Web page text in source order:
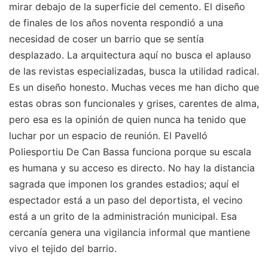
mirar debajo de la superficie del cemento. El diseño
de finales de los años noventa respondió a una
necesidad de coser un barrio que se sentía
desplazado. La arquitectura aquí no busca el aplauso
de las revistas especializadas, busca la utilidad radical.
Es un diseño honesto. Muchas veces me han dicho que
estas obras son funcionales y grises, carentes de alma,
pero esa es la opinión de quien nunca ha tenido que
luchar por un espacio de reunión. El Pavelló
Poliesportiu De Can Bassa funciona porque su escala
es humana y su acceso es directo. No hay la distancia
sagrada que imponen los grandes estadios; aquí el
espectador está a un paso del deportista, el vecino
está a un grito de la administración municipal. Esa
cercanía genera una vigilancia informal que mantiene
vivo el tejido del barrio.